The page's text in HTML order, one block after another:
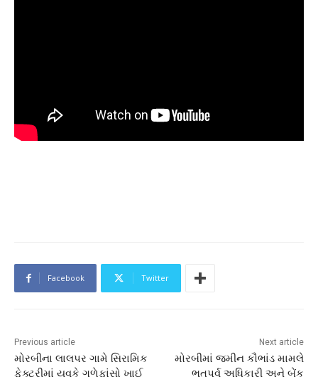
Facebook Twitter
Previous article
મોરબીના લાલપર ગામે સિરામિક
ફેક્ટરીમાં યુવકે ગળેફાંસો ખાઈ
Next article
મોરબીમાં જમીન કૌભાંડ મામલે
ભૂતપૂર્વ અધિકારી અને બેંક